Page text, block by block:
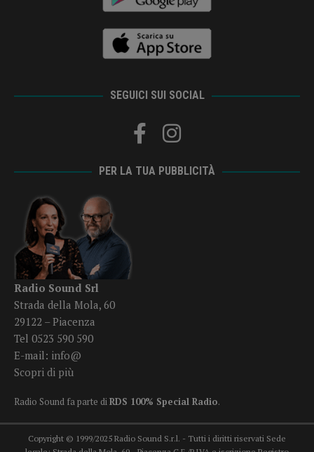
SEGUICI SUI SOCIAL
PER LA TUA PUBBLICITÀ
Radio Sound Srl
Strada della Mola, 60
29122 – Piacenza
Tel 0523 590 590
E-mail: info@
Scopri di più
Radio Sound fa parte di RDS 100% Special Radio.
Copyright © 1999/2025 Radio Sound S.r.l. - Tutti i diritti riservati Sede